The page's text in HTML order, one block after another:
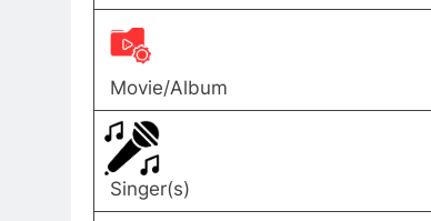
Movie/Album
Singer(s)